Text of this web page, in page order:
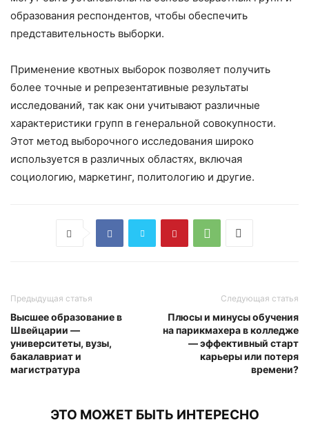
образования респондентов, чтобы обеспечить
представительность выборки.
Применение квотных выборок позволяет получить
более точные и репрезентативные результаты
исследований, так как они учитывают различные
характеристики групп в генеральной совокупности.
Этот метод выборочного исследования широко
используется в различных областях, включая
социологию, маркетинг, политологию и другие.
Предыдущая статья
Высшее образование в
Швейцарии —
университеты, вузы,
бакалавриат и
магистратура
Следующая статья
Плюсы и минусы обучения
на парикмахера в колледже
— эффективный старт
карьеры или потеря
времени?
ЭТО МОЖЕТ БЫТЬ ИНТЕРЕСНО